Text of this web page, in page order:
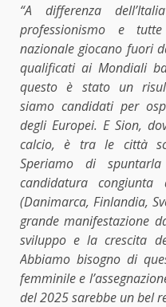
“A differenza
professionismo e
nazionale giocano fuori
qualificati ai Mondiali
questo è stato un
siamo candidati per
degli Europei. E Sion,
calcio, è tra le città
Speriamo di
candidatura
(Danimarca, Finlandia,
grande manifestazione
sviluppo e la crescita
Abbiamo bisogno di
femminile e
del 2025 sarebbe un bel